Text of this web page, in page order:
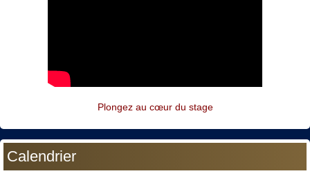
Plongez au cœur du stage
Calendrier